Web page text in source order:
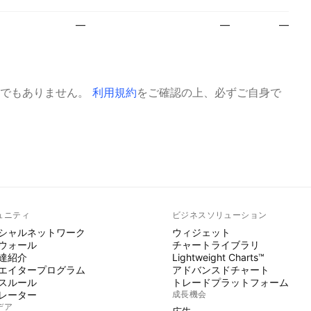
— — —
もありません。 利用規約をご確認の上、必ずご自身で
ニティ
ャルネットワーク
ォール
紹介
イタープログラム
ルール
ーター
ア
ビジネスソリューション
ウィジェット
チャートライブラリ
Lightweight Charts™
アドバンスドチャート
トレードプラットフォーム
成長機会